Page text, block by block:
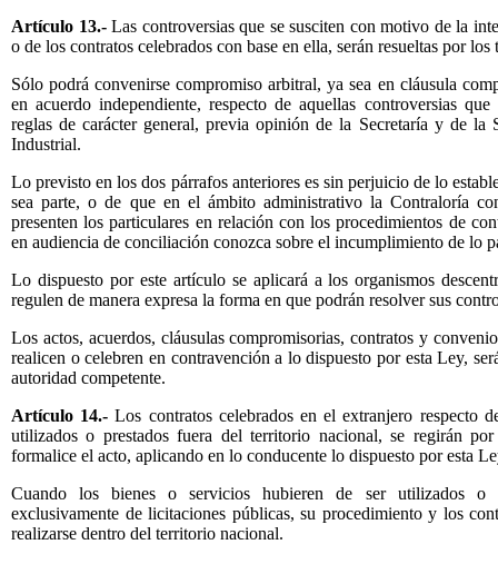
Artículo 13.-Las controversias que se susciten con motivo de la
o de los contratos celebrados con base en ella, serán resueltas por los
Sólo podrá convenirse compromiso arbitral, ya sea en cláusula
en acuerdo independiente, respecto de aquellas controversias
reglas de carácter general, previa opinión de la Secretaría y de la
Industrial.
Lo previsto en los dos párrafos anteriores es sin perjuicio de lo
sea parte, o de que en el ámbito administrativo la Contraloría
presenten los particulares en relación con los procedimientos de
en audiencia de conciliación conozca sobre el incumplimiento de lo
Lo dispuesto por este artículo se aplicará a los organismos
regulen de manera expresa la forma en que podrán resolver sus
Los actos, acuerdos, cláusulas compromisorias, contratos y
realicen o celebren en contravención a lo dispuesto por esta Ley,
autoridad competente.
Artículo 14.- Los contratos celebrados en el extranjero respecto
utilizados o prestados fuera del territorio nacional, se regirán
formalice el acto, aplicando en lo conducente lo dispuesto por esta
Cuando los bienes o servicios hubieren de ser utilizados o
exclusivamente de licitaciones públicas, su procedimiento y los
realizarse dentro del territorio nacional.